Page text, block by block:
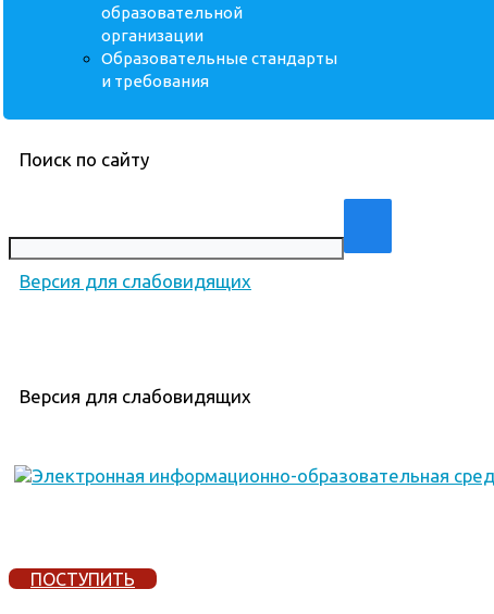
образовательной
организации
Образовательные стандарты
и требования
Поиск по сайту
Версия для слабовидящих
Версия для слабовидящих
ПОСТУПИТЬ